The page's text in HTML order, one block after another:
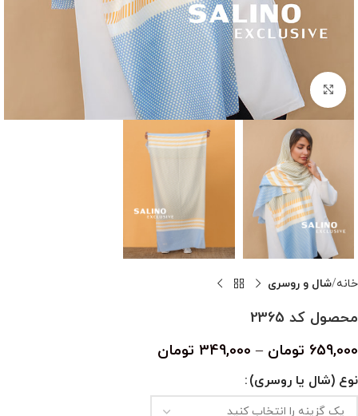
بزرگنمایی تصویر
خانه شال و روسری
محصول کد 2365
659,000 تومان –
349,000 تومان
نوع (شال یا روسری)